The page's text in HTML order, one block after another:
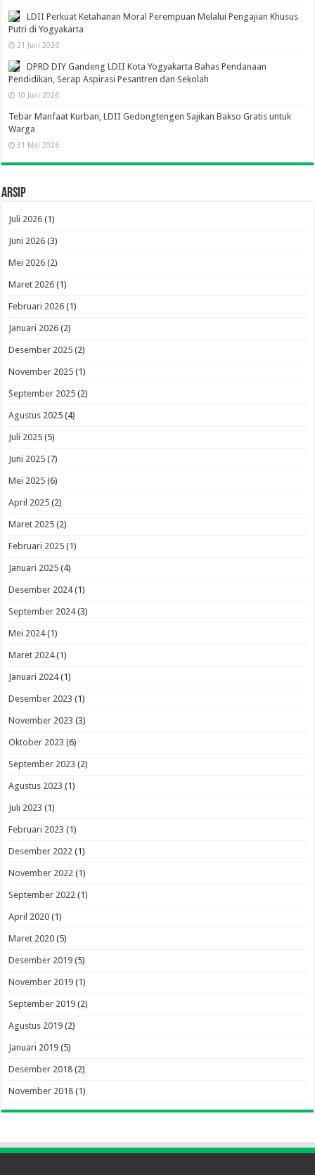
LDII Perkuat Ketahanan Moral Perempuan Melalui Pengajian Khusus
Putri di Yogyakarta
21 Juni 2026
DPRD DIY Gandeng LDII Kota Yogyakarta Bahas Pendanaan
Pendidikan, Serap Aspirasi Pesantren dan Sekolah
10 Juni 2026
Tebar Manfaat Kurban, LDII Gedongtengen Sajikan Bakso Gratis untuk
Warga
31 Mei 2026
Arsip
Juli 2026 (1)
Juni 2026 (3)
Mei 2026 (2)
Maret 2026 (1)
Februari 2026 (1)
Januari 2026 (2)
Desember 2025 (2)
November 2025 (1)
September 2025 (2)
Agustus 2025 (4)
Juli 2025 (5)
Juni 2025 (7)
Mei 2025 (6)
April 2025 (2)
Maret 2025 (2)
Februari 2025 (1)
Januari 2025 (4)
Desember 2024(1)
September 2024(3)
Mei 2024(1)
Maret 2024(1)
Januari 2024(1)
Desember 2023 (1)
November 2023 (3)
Oktober 2023 (6)
September 2023 (2)
Agustus 2023 (1)
Juli 2023 (1)
Februari 2023 (1)
Desember 2022 (1)
November 2022 (1)
September 2022 (1)
April 2020 (1)
Maret 2020 (5)
Desember 2019 (5)
November 2019 (1)
September 2019 (2)
Agustus 2019 (2)
Januari 2019 (5)
Desember 2018 (2)
November 2018 (1)